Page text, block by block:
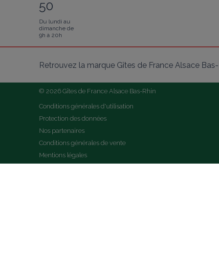
50
Du lundi au
dimanche de
9h à 20h
Retrouvez la marque Gîtes de France Alsace
© 2026 Gîtes de France Alsace Bas-Rhin
Conditions générales d'utilisation
Protection des données
Nos partenaires
Conditions générales de vente
Mentions légales